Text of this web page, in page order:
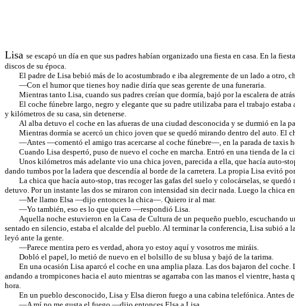
Lisa se escapó un día en que sus padres habían organizado una fiesta en casa. En la
discos de su época.
El padre de Lisa bebió más de lo acostumbrado e iba alegremente de un lado a otro,
—Con el humor que tienes hoy nadie diría que seas gerente de una funeraria.
Mientras tanto Lisa, cuando sus padres creían que dormía, bajó por la escalera de
El coche fúnebre largo, negro y elegante que su padre utilizaba para el trabajo estaba
y kilómetros de su casa, sin detenerse.
Al alba detuvo el coche en las afueras de una ciudad desconocida y se durmió en la
Mientras dormía se acercó un chico joven que se quedó mirando dentro del auto. El
—Antes —comentó el amigo tras acercarse al coche fúnebre—, en la parada de taxis
Cuando Lisa despertó, puso de nuevo el coche en marcha. Entró en una tienda de la
Unos kilómetros más adelante vio una chica joven, parecida a ella, que hacía auto-
dando tumbos por la ladera que descendía al borde de la carretera. La propia Lisa evitó
La chica que hacía auto-stop, tras recoger las gafas del suelo y colocárselas, se quedó
detuvo. Por un instante las dos se miraron con intensidad sin decir nada. Luego la chica
—Me llamo Elsa —dijo entonces la chica—. Quiero ir al mar.
—Yo también, eso es lo que quiero —respondió Lisa.
Aquella noche estuvieron en la Casa de Cultura de un pequeño pueblo, escuchando
sentado en silencio, estaba el alcalde del pueblo. Al terminar la conferencia, Lisa subió
leyó ante la gente.
—Parece mentira pero es verdad, ahora yo estoy aquí y vosotros me miráis.
Dobló el papel, lo metió de nuevo en el bolsillo de su blusa y bajó de la tarima.
En una ocasión Lisa aparcó el coche en una amplia plaza. Las dos bajaron del coche.
andando a trompicones hacia el auto mientras se agarraba con las manos el vientre,
hora.
En un pueblo desconocido, Lisa y Elsa dieron fuego a una cabina telefónica. Antes de